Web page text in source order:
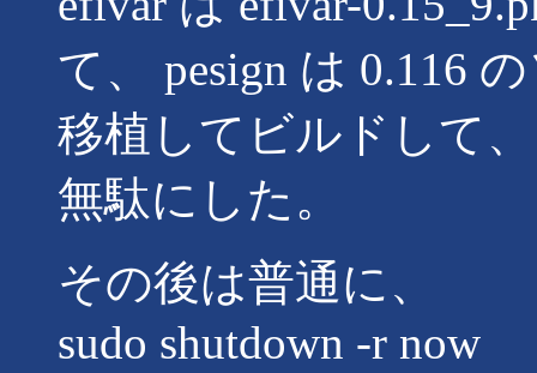
て、 pesign は 0.116
移植してビルドして
無駄にした。
その後は普通に、
sudo shutdown -r now